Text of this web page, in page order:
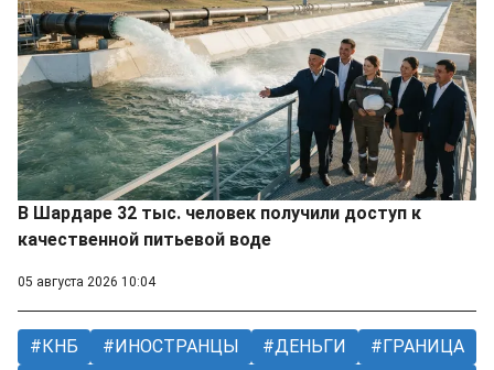
В Шардаре 32 тыс. человек получили доступ к
качественной питьевой воде
05 августа 2026 10:04
КНБ ИНОСТРАНЦЫ ДЕНЬГИ
ГРАНИЦА